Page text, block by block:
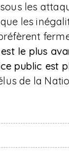
les
les
le plus
public est
de la